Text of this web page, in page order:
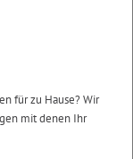
für zu Hause? Wir
mit denen Ihr